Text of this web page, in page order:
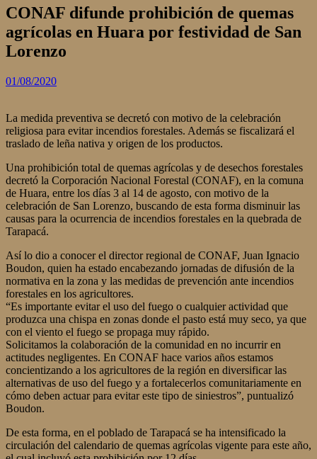
CONAF difunde prohibición de quemas
agrícolas en Huara por festividad de San
Lorenzo
01/08/2020
La medida preventiva se decretó con motivo de la celebración
religiosa para evitar incendios forestales. Además se fiscalizará el
traslado de leña nativa y origen de los productos.
Una prohibición total de quemas agrícolas y de desechos forestales
decretó la Corporación Nacional Forestal (CONAF), en la comuna
de Huara, entre los días 3 al 14 de agosto, con motivo de la
celebración de San Lorenzo, buscando de esta forma disminuir las
causas para la ocurrencia de incendios forestales en la quebrada de
Tarapacá.
Así lo dio a conocer el director regional de CONAF, Juan Ignacio
Boudon, quien ha estado encabezando jornadas de difusión de la
normativa en la zona y las medidas de prevención ante incendios
forestales en los agricultores.
“Es importante evitar el uso del fuego o cualquier actividad que
produzca una chispa en zonas donde el pasto está muy seco, ya que
con el viento el fuego se propaga muy rápido.
Solicitamos la colaboración de la comunidad en no incurrir en
actitudes negligentes. En CONAF hace varios años estamos
concientizando a los agricultores de la región en diversificar las
alternativas de uso del fuego y a fortalecerlos comunitariamente en
cómo deben actuar para evitar este tipo de siniestros”, puntualizó
Boudon.
De esta forma, en el poblado de Tarapacá se ha intensificado la
circulación del calendario de quemas agrícolas vigente para este año,